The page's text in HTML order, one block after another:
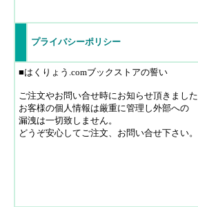
プライバシーポリシー
■はくりょう.comブックストアの誓い
ご注文やお問い合せ時にお知らせ頂きました
お客様の個人情報は厳重に管理し外部への
漏洩は一切致しません。
どうぞ安心してご注文、お問い合せ下さい。